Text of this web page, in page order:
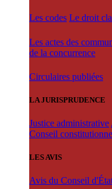
Les codes Le droit
Les actes des
de la concurrence
Circulaires publiées
LA JURISPRUDENCE
Justice administrative
Conseil
LES AVIS
Avis du Conseil